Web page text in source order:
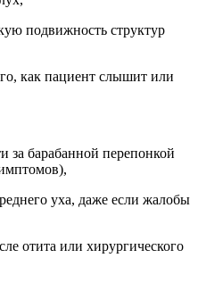
подвижность структур
как пациент слышит или
за барабанной перепонкой
уха, даже если жалобы
отита или хирургического